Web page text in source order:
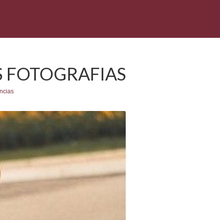
FOTOGRAFIAS